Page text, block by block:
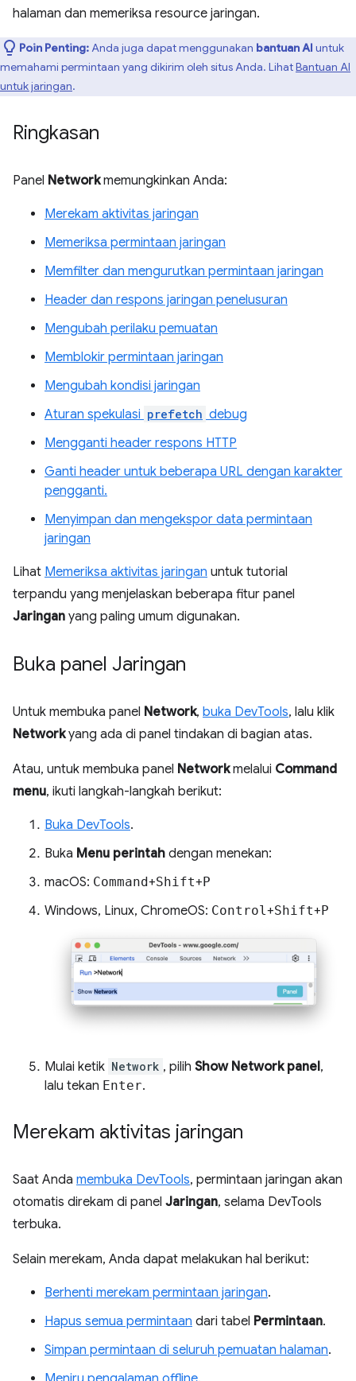
halaman dan memeriksa resource jaringan.
Poin Penting:Anda juga dapat menggunakan bantuan AI untuk
memahami permintaan yang dikirim oleh situs Anda. LihatBantuan AI
untuk jaringan.
Ringkasan
Panel Networkmemungkinkan Anda:
Merekam aktivitas jaringan
Memeriksa permintaan jaringan
Memfilter dan mengurutkan permintaan jaringan
Header dan respons jaringan penelusuran
Mengubah perilaku pemuatan
Memblokir permintaan jaringan
Mengubah kondisi jaringan
Aturan spekulasi prefetch debug
Mengganti header respons HTTP
Ganti header untuk beberapa URL dengan karakter
pengganti.
Menyimpan dan mengekspor data permintaan
jaringan
Lihat Memeriksa aktivitas jaringan untuk tutorial
terpandu yang menjelaskan beberapa fitur panel
Jaringan yang paling umum digunakan.
Buka panel Jaringan
Untuk membuka panel Network, buka DevTools, lalu klik
Networkyang ada di panel tindakan di bagian atas.
Atau, untuk membuka panel Networkmelalui Command
menu, ikuti langkah-langkah berikut:
Buka DevTools.
Buka Menu perintah dengan menekan:
macOS: Command+Shift+P
Windows, Linux, ChromeOS: Control+Shift+P
Mulai ketik Network , pilih Show Network panel,
lalu tekan Enter.
Merekam aktivitas jaringan
Saat Anda membuka DevTools, permintaan jaringan akan
otomatis direkam di panel Jaringan, selama DevTools
terbuka.
Selain merekam, Anda dapat melakukan hal berikut:
Berhenti merekam permintaan jaringan.
Hapus semua permintaan dari tabel Permintaan.
Simpan permintaan di seluruh pemuatan halaman.